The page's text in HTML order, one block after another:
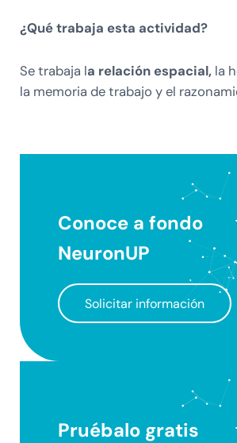
¿Qué trabaja esta actividad?
Se trabaja la relación espacial,la
la memoria de trabajo y el
Conoce a fondo
NeuronUP
Solicitar información
Pruébalo gratis